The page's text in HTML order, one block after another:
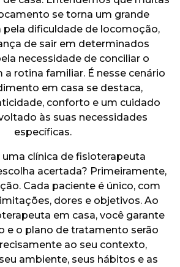
EM CONTATO
se torna um grande
pela dificuldade de locomoção,
de sair em determinados
necessidade de conciliar o
rotina familiar. É nesse cenário
em casa se destaca,
conforto e um cuidado
às suas necessidades
específicas.
uma clínica de fisioterapeuta
acertada? Primeiramente,
Cada paciente é único, com
dores e objetivos. Ao
em casa, você garante
e o plano de tratamento serão
ao seu contexto,
ambiente, seus hábitos e as